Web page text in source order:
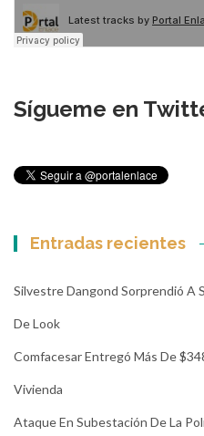
Sígueme en
Entradas recientes
Silvestre Dangond Sorprendió A
De Look
Comfacesar Entregó Más De
Vivienda
Ataque En Subestación De La